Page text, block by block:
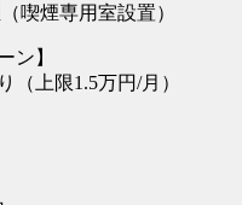
喫煙専用室設置）
ン】
上限1.5万円/月）